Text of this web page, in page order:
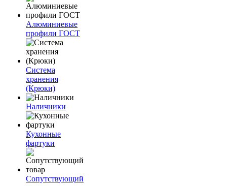
Алюминиевые
профили ГОСТ
Система
хранения
(Крюки)
Наличники
Кухонные
фартуки
Сопутствующий